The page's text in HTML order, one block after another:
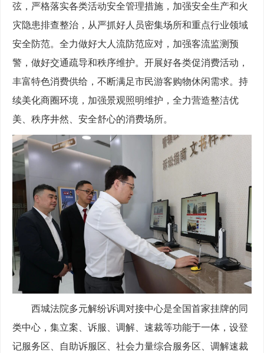
弦，严格落实各类活动安全管理措施，加强安全生产和火
灾隐患排查整治，从严抓好人员密集场所和重点行业领域
安全防范。全力做好大人流防范应对，加强客流监测预
警，做好交通疏导和秩序维护。开展好各类促消费活动，
丰富特色消费供给，不断满足市民游客购物休闲需求。持
续美化商圈环境，加强景观照明维护，全力营造整洁优
美、秩序井然、安全舒心的消费场所。
西城法院多元解纷诉调对接中心是全国首家挂牌的同
类中心，集立案、诉服、调解、速裁等功能于一体，设登
记服务区、自助诉服区、社会力量综合服务区、调解速裁